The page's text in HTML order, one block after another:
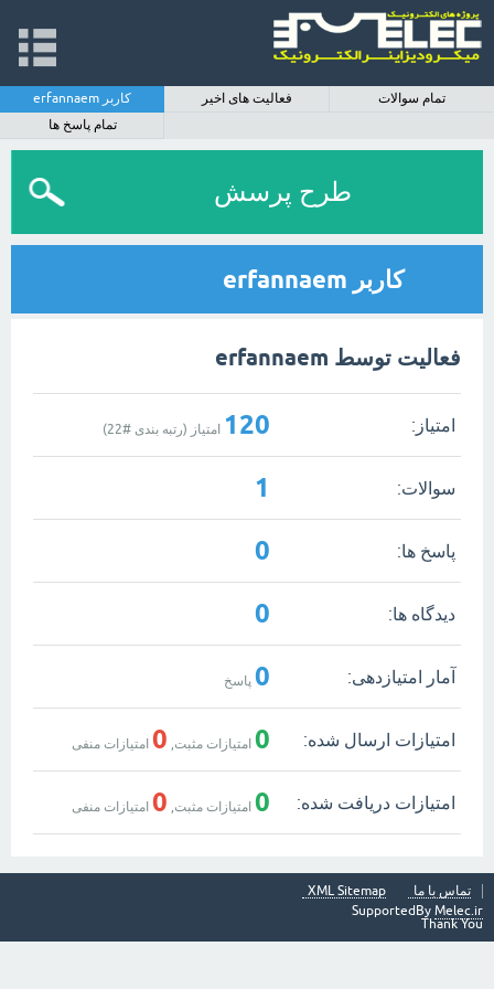
کاربر erfannaem فعالیت های اخیر
تمام سوالات
تمام پاسخ ها
طرح پرسش
کاربر erfannaem
فعالیت توسط erfannaem
امتیاز: 120 امتیاز (رتبه بندی #22
)
سوالات: 1
پاسخ ها: 0
دیدگاه ها: 0
آمار امتیازدهی: 0 پاسخ
امتیازات ارسال شده: 0 امتیازات مثبت, 0 امتیازات منفی
امتیازات دریافت شده: 0 امتیازات مثبت, 0 امتیازات منفی
تماس با ما
XML Sitemap
SupportedBy Melec.ir
Thank You